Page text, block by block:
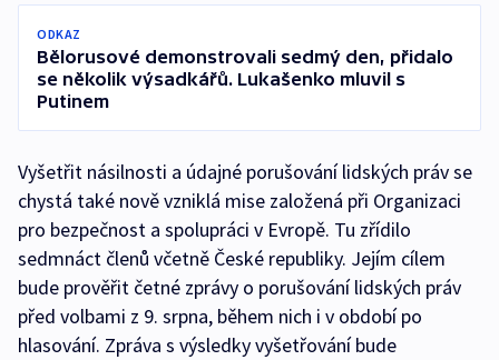
ODKAZ
Bělorusové demonstrovali sedmý den, přidalo
se několik výsadkářů. Lukašenko mluvil s
Putinem
Vyšetřit násilnosti a údajné porušování lidských práv se
chystá také nově vzniklá mise založená při Organizaci
pro bezpečnost a spolupráci v Evropě. Tu zřídilo
sedmnáct členů včetně České republiky. Jejím cílem
bude prověřit četné zprávy o porušování lidských práv
před volbami z 9. srpna, během nich i v období po
hlasování. Zpráva s výsledky vyšetřování bude